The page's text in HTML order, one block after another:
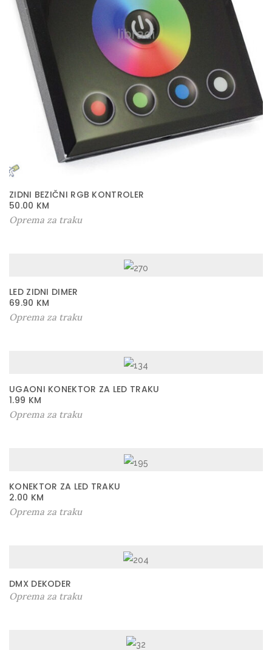
ZIDNI BEZIČNI RGB KONTROLER
50.00 KM
Oprema za traku
LED ZIDNI DIMER
69.90 KM
Oprema za traku
UGAONI KONEKTOR ZA LED TRAKU
1.99 KM
Oprema za traku
KONEKTOR ZA LED TRAKU
2.00 KM
Oprema za traku
DMX DEKODER
Oprema za traku